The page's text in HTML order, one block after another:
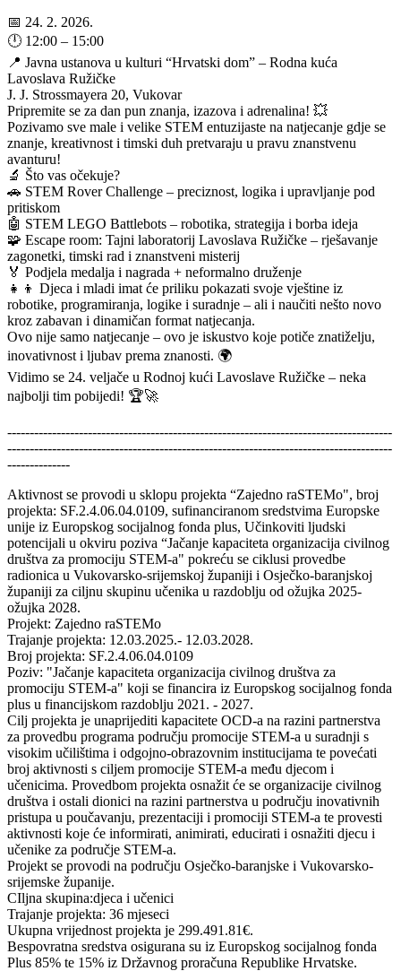
📅 24. 2. 2026.
🕛 12:00 – 15:00
📍 Javna ustanova u kulturi “Hrvatski dom” – Rodna kuća
Lavoslava Ružičke
J. J. Strossmayera 20, Vukovar
Pripremite se za dan pun znanja, izazova i adrenalina! 💥
Pozivamo sve male i velike STEM entuzijaste na natjecanje gdje se
znanje, kreativnost i timski duh pretvaraju u pravu znanstvenu
avanturu!
🔬 Što vas očekuje?
🚗 STEM Rover Challenge – preciznost, logika i upravljanje pod
pritiskom
🤖 STEM LEGO Battlebots – robotika, strategija i borba ideja
🧩 Escape room: Tajni laboratorij Lavoslava Ružičke – rješavanje
zagonetki, timski rad i znanstveni misterij
🏅 Podjela medalja i nagrada + neformalno druženje
👧👦 Djeca i mladi imat će priliku pokazati svoje vještine iz
robotike, programiranja, logike i suradnje – ali i naučiti nešto novo
kroz zabavan i dinamičan format natjecanja.
Ovo nije samo natjecanje – ovo je iskustvo koje potiče znatiželju,
inovativnost i ljubav prema znanosti. 🌍
Vidimo se 24. veljače u Rodnoj kući Lavoslave Ružičke – neka
najbolji tim pobijedi! 🏆🚀
--------------------------------------------------------------------------------------
--------------------------------------------------------------------------------------
--------------
Aktivnost se provodi u sklopu projekta “Zajedno raSTEMo", broj
projekta: SF.2.4.06.04.0109, sufinanciranom sredstvima Europske
unije iz Europskog socijalnog fonda plus, Učinkoviti ljudski
potencijali u okviru poziva “Jačanje kapaciteta organizacija civilnog
društva za promociju STEM-a" pokreću se ciklusi provedbe
radionica u Vukovarsko-srijemskoj županiji i Osječko-baranjskoj
županiji za ciljnu skupinu učenika u razdoblju od ožujka 2025-
ožujka 2028.
Projekt: Zajedno raSTEMo
Trajanje projekta: 12.03.2025.- 12.03.2028.
Broj projekta: SF.2.4.06.04.0109
Poziv: "Jačanje kapaciteta organizacija civilnog društva za
promociju STEM-a" koji se financira iz Europskog socijalnog fonda
plus u financijskom razdoblju 2021. - 2027.
Cilj projekta je unaprijediti kapacitete OCD-a na razini partnerstva
za provedbu programa području promocije STEM-a u suradnji s
visokim učilištima i odgojno-obrazovnim institucijama te povećati
broj aktivnosti s ciljem promocije STEM-a među djecom i
učenicima. Provedbom projekta osnažit će se organizacije civilnog
društva i ostali dionici na razini partnerstva u području inovativnih
pristupa u poučavanju, prezentaciji i promociji STEM-a te provesti
aktivnosti koje će informirati, animirati, educirati i osnažiti djecu i
učenike za područje STEM-a.
Projekt se provodi na području Osječko-baranjske i Vukovarsko-
srijemske županije.
CIljna skupina:djeca i učenici
Trajanje projekta: 36 mjeseci
Ukupna vrijednost projekta je 299.491.81€.
Bespovratna sredstva osigurana su iz Europskog socijalnog fonda
Plus 85% te 15% iz Državnog proračuna Republike Hrvatske.